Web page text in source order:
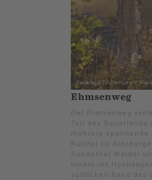
Ehmsenweg
Der Ehmsenweg
Teil des Sauerlands
mehrere spannende
Ruhrtal im
Sunderner Wälder
hinein ins
südlichen Rand des